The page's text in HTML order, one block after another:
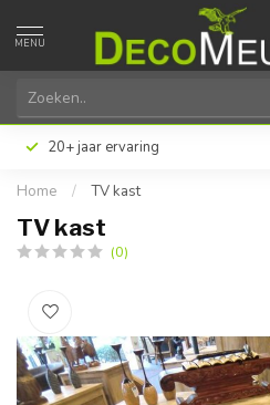
MENU
20+ jaar ervaring
Home / TV kast
TV kast
(0)